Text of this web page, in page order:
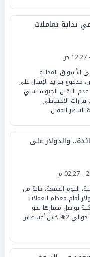
بداية تعاملات
الأسواق المحلية
بتزايد الإقبال على
عدم اليقين الجيوسياسي
الاحتياطي
الشهر المقبل.
والدولار على
اليوم الجمعة، حالة من
أمام معظم العملات
تواصل مسارها نحو
تسجيل انخفاض شهري يقدر بحوالي 2% خلال أغسطس